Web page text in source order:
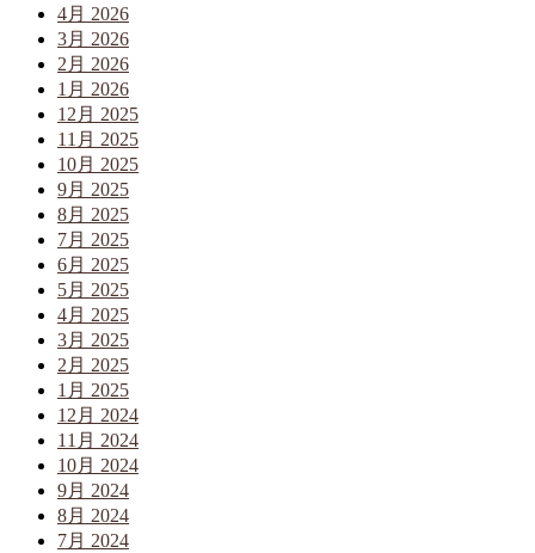
4月 2026
3月 2026
2月 2026
1月 2026
12月 2025
11月 2025
10月 2025
9月 2025
8月 2025
7月 2025
6月 2025
5月 2025
4月 2025
3月 2025
2月 2025
1月 2025
12月 2024
11月 2024
10月 2024
9月 2024
8月 2024
7月 2024